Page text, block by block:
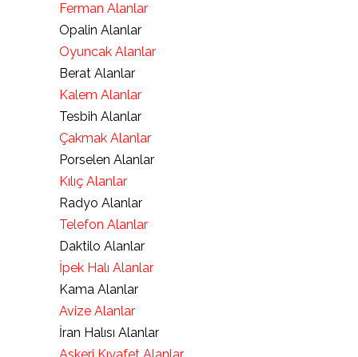
Ferman Alanlar
Opalin Alanlar
Oyuncak Alanlar
Berat Alanlar
Kalem Alanlar
Tesbih Alanlar
Çakmak Alanlar
Porselen Alanlar
Kılıç Alanlar
Radyo Alanlar
Telefon Alanlar
Daktilo Alanlar
İpek Halı Alanlar
Kama Alanlar
Avize Alanlar
İran Halısı Alanlar